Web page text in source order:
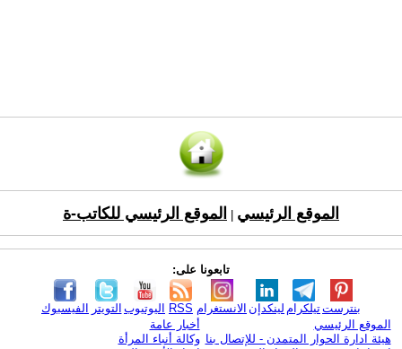
الموقع الرئيسي الموقع الرئيسي للكاتب-ة
تابعونا على:
الفيسبوك التويتر اليوتيوب RSS الانستغرام لينكدإن تيلكرامبنترست
الموقع الرئيسي
هيئة ادارة الحوار المتمدن - للإتصال بنا
أخبار عامة
وكالة أنباء المرأة